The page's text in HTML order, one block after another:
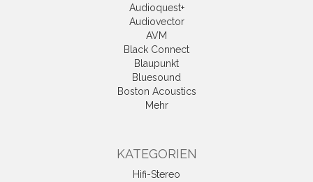
Audioquest+
Audiovector
AVM
Black Connect
Blaupunkt
Bluesound
Boston Acoustics
Mehr
KATEGORIEN
Hifi-Stereo